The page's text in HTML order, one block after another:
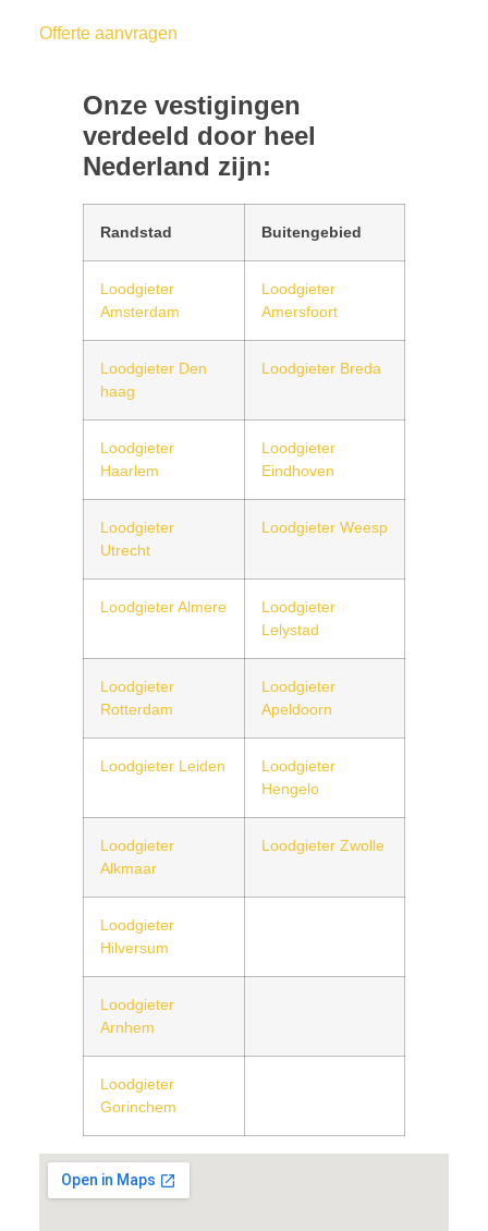
Offerte aanvragen
Onze vestigingen
verdeeld door heel
Nederland zijn:
Randstad Buitengebied
Loodgieter
Amsterdam
Loodgieter
Amersfoort
Loodgieter Den
haag
Loodgieter Breda
Loodgieter
Haarlem
Loodgieter
Eindhoven
Loodgieter
Utrecht
Loodgieter Weesp
Loodgieter Almere
Loodgieter
Lelystad
Loodgieter
Rotterdam
Loodgieter
Apeldoorn
Loodgieter Leiden
Loodgieter
Hengelo
Loodgieter
Alkmaar
Loodgieter Zwolle
Loodgieter
Hilversum
Loodgieter
Arnhem
Loodgieter
Gorinchem